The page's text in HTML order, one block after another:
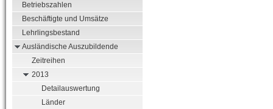
Betriebszahlen
Beschäftigte und Umsätze
Lehrlingsbestand
Ausländische Auszubildende
Zeitreihen
2013
Detailauswertung
Länder